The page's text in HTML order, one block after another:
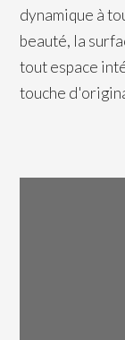
dynamique à
beauté, la
tout espace
touche